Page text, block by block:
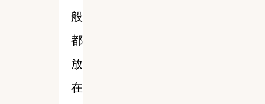
般
都
放
在